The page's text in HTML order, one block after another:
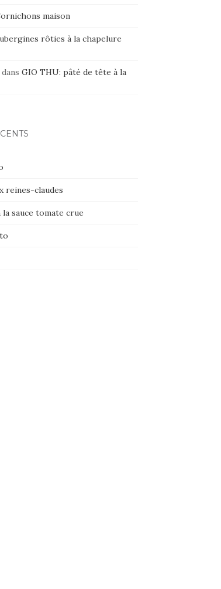
maison
rôties à la chapelure
GIO THU: pâté de tête à la
reines-claudes
la sauce tomate crue